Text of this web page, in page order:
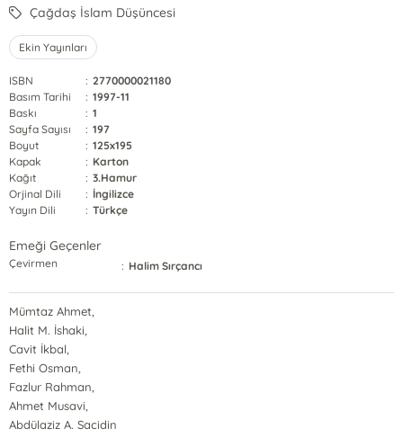
Çağdaş İslam Düşüncesi
Ekin Yayınları
ISBN : 2770000021180
Basım Tarihi
: 1997-11
Baskı
: 1
Sayfa Sayısı
: 197
Boyut
: 125x195
Kapak
: Karton
Kağıt
: 3.Hamur
Orjinal Dili
: İngilizce
Yayın Dili
: Türkçe
Emeği Geçenler
Çevirmen : Halim Sırçancı
Mümtaz Ahmet,
Halit M. İshaki,
Cavit İkbal,
Fethi Osman,
Fazlur Rahman,
Ahmet Musavi,
Abdülaziz A. Sacidin